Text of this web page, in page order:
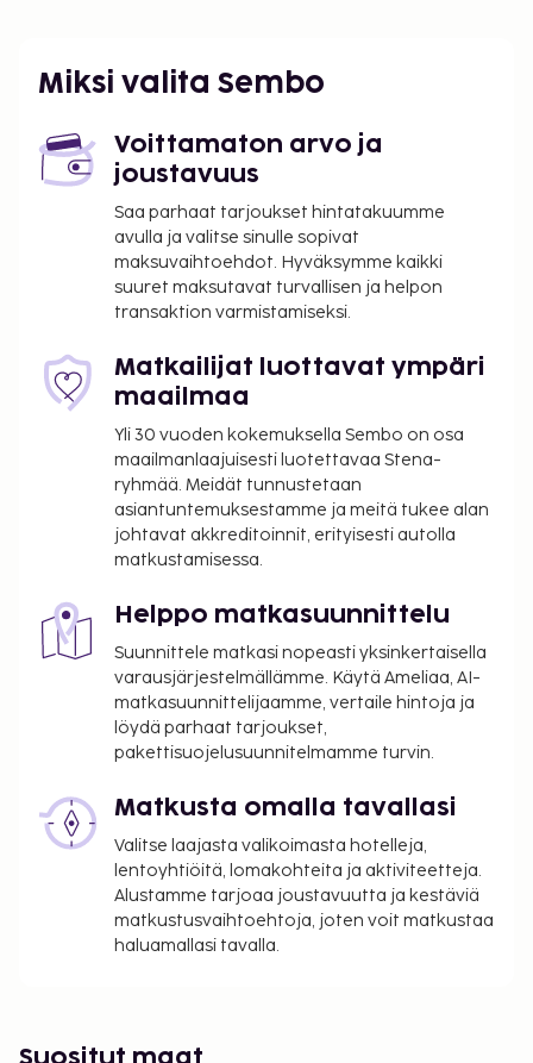
saattavat muuttua.
Miksi valita Sembo
Voittamaton arvo ja
joustavuus
Saa parhaat tarjoukset hintatakuumme
avulla ja valitse sinulle sopivat
maksuvaihtoehdot. Hyväksymme kaikki
suuret maksutavat turvallisen ja helpon
transaktion varmistamiseksi.
Matkailijat luottavat ympäri
maailmaa
Yli 30 vuoden kokemuksella Sembo on osa
maailmanlaajuisesti luotettavaa Stena-
ryhmää. Meidät tunnustetaan
asiantuntemuksestamme ja meitä tukee alan
johtavat akkreditoinnit, erityisesti autolla
matkustamisessa.
Helppo matkasuunnittelu
Suunnittele matkasi nopeasti yksinkertaisella
varausjärjestelmällämme. Käytä Ameliaa, AI-
matkasuunnittelijaamme, vertaile hintoja ja
löydä parhaat tarjoukset,
pakettisuojelusuunnitelmamme turvin.
Matkusta omalla tavallasi
Valitse laajasta valikoimasta hotelleja,
lentoyhtiöitä, lomakohteita ja aktiviteetteja.
Alustamme tarjoaa joustavuutta ja kestäviä
matkustusvaihtoehtoja, joten voit matkustaa
haluamallasi tavalla.
Suositut maat